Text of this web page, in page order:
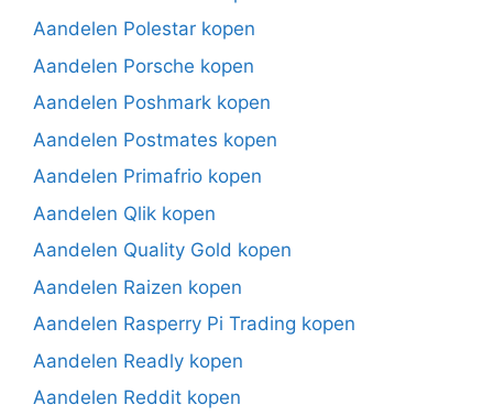
Aandelen Polestar kopen
Aandelen Porsche kopen
Aandelen Poshmark kopen
Aandelen Postmates kopen
Aandelen Primafrio kopen
Aandelen Qlik kopen
Aandelen Quality Gold kopen
Aandelen Raizen kopen
Aandelen Rasperry Pi Trading kopen
Aandelen Readly kopen
Aandelen Reddit kopen